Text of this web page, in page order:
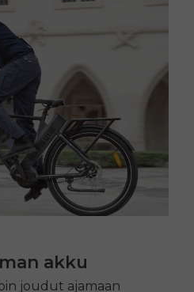
akku
joudut ajamaan